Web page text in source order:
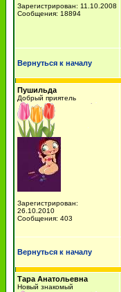
Зарегистрирован: 11.10.2008
Сообщения: 18894
Вернуться к началу
Пушильда
Добрый приятель
Зарегистрирован:
26.10.2010
Сообщения: 403
Вернуться к началу
Тара Анатольевна
Новый знакомый